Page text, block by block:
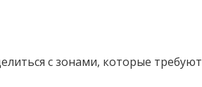
с зонами, которые требуют